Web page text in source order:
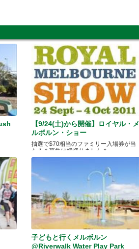
【9/24(土)から開催】ロイヤル・メ
ルボルン・ショー
抽選で$70相当のファミリー入場券が当
たる＊募集は締切りました＊
子どもと行くメルボルン
@Riverwalk Water Play Park